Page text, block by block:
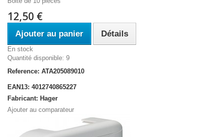
12,50 €
Ajouter au panier Détails
En stock
Quantité disponible: 9
Reference: ATA205089010
EAN13: 4012740865227
Fabricant: Hager
Ajouter au comparateur